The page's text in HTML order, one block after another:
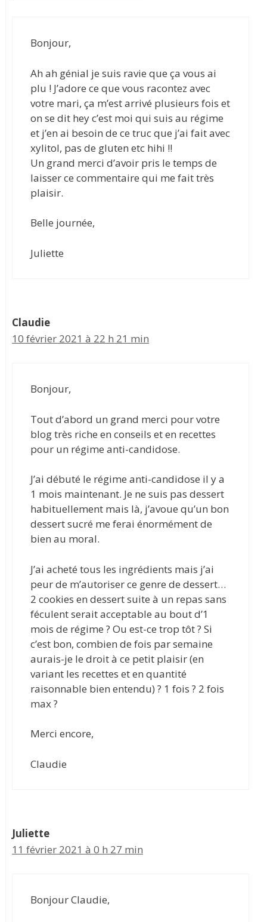
Bonjour,
Ah ah génial je suis ravie que ça vous ai
plu ! J’adore ce que vous racontez avec
votre mari, ça m’est arrivé plusieurs fois et
on se dit hey c’est moi qui suis au régime
et j’en ai besoin de ce truc que j’ai fait avec
xylitol, pas de gluten etc hihi !!
Un grand merci d’avoir pris le temps de
laisser ce commentaire qui me fait très
plaisir.
Belle journée,
Juliette
Claudie
10 février 2021 à 22 h 21 min
Bonjour,
Tout d’abord un grand merci pour votre
blog très riche en conseils et en recettes
pour un régime anti-candidose.
J’ai débuté le régime anti-candidose il y a
1 mois maintenant. Je ne suis pas dessert
habituellement mais là, j’avoue qu’un bon
dessert sucré me ferai énormément de
bien au moral.
J’ai acheté tous les ingrédients mais j’ai
peur de m’autoriser ce genre de dessert…
2 cookies en dessert suite à un repas sans
féculent serait acceptable au bout d’1
mois de régime ? Ou est-ce trop tôt ? Si
c’est bon, combien de fois par semaine
aurais-je le droit à ce petit plaisir (en
variant les recettes et en quantité
raisonnable bien entendu) ? 1 fois ? 2 fois
max ?
Merci encore,
Claudie
Juliette
11 février 2021 à 0 h 27 min
Bonjour Claudie,